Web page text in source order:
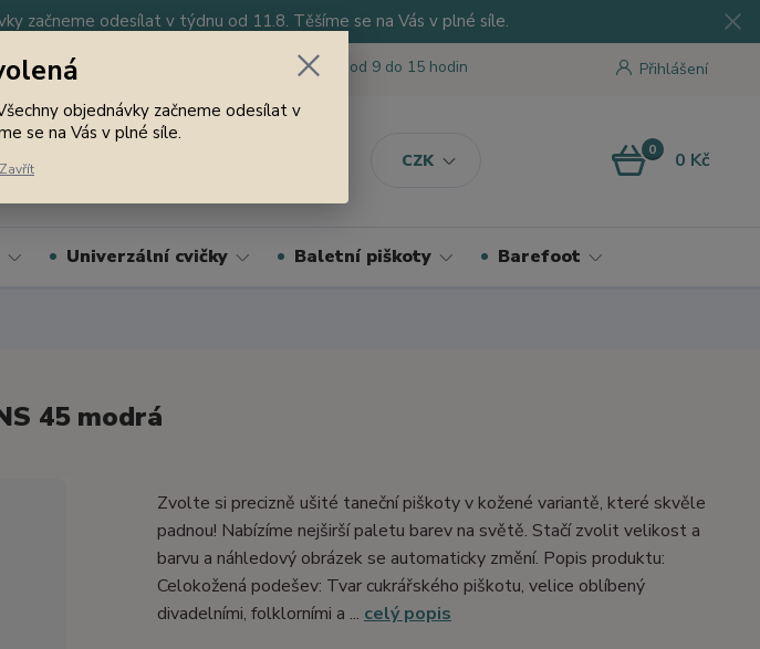
začneme odesílat v týdnu od 11.8. Těšíme se na Vás v plné síle.
CZK
Přihlášení
Zavolejte. Jsme tu pro Vás od 9 do 15 hodin
0 0 Kč
Univerzální cvičky Baletní piškoty Barefoot
45 modrá
Zvolte si precizně ušité taneční piškoty v kožené variantě, které skvěle
padnou! Nabízíme nejširší paletu barev na světě. Stačí zvolit velikost a
barvu a náhledový obrázek se automaticky změní. Popis produktu:
Celokožená podešev: Tvar cukrářského piškotu, velice oblíbený
divadelními, folklorními a ... celý popis
objednávky začneme odesílat v
se na Vás v plné síle.
Zavřít